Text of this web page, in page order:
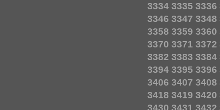
3334 3335 3336
3346 3347 3348
3358 3359 3360
3370 3371 3372
3382 3383 3384
3394 3395 3396
3406 3407 3408
3418 3419 3420
3430 3431 3432